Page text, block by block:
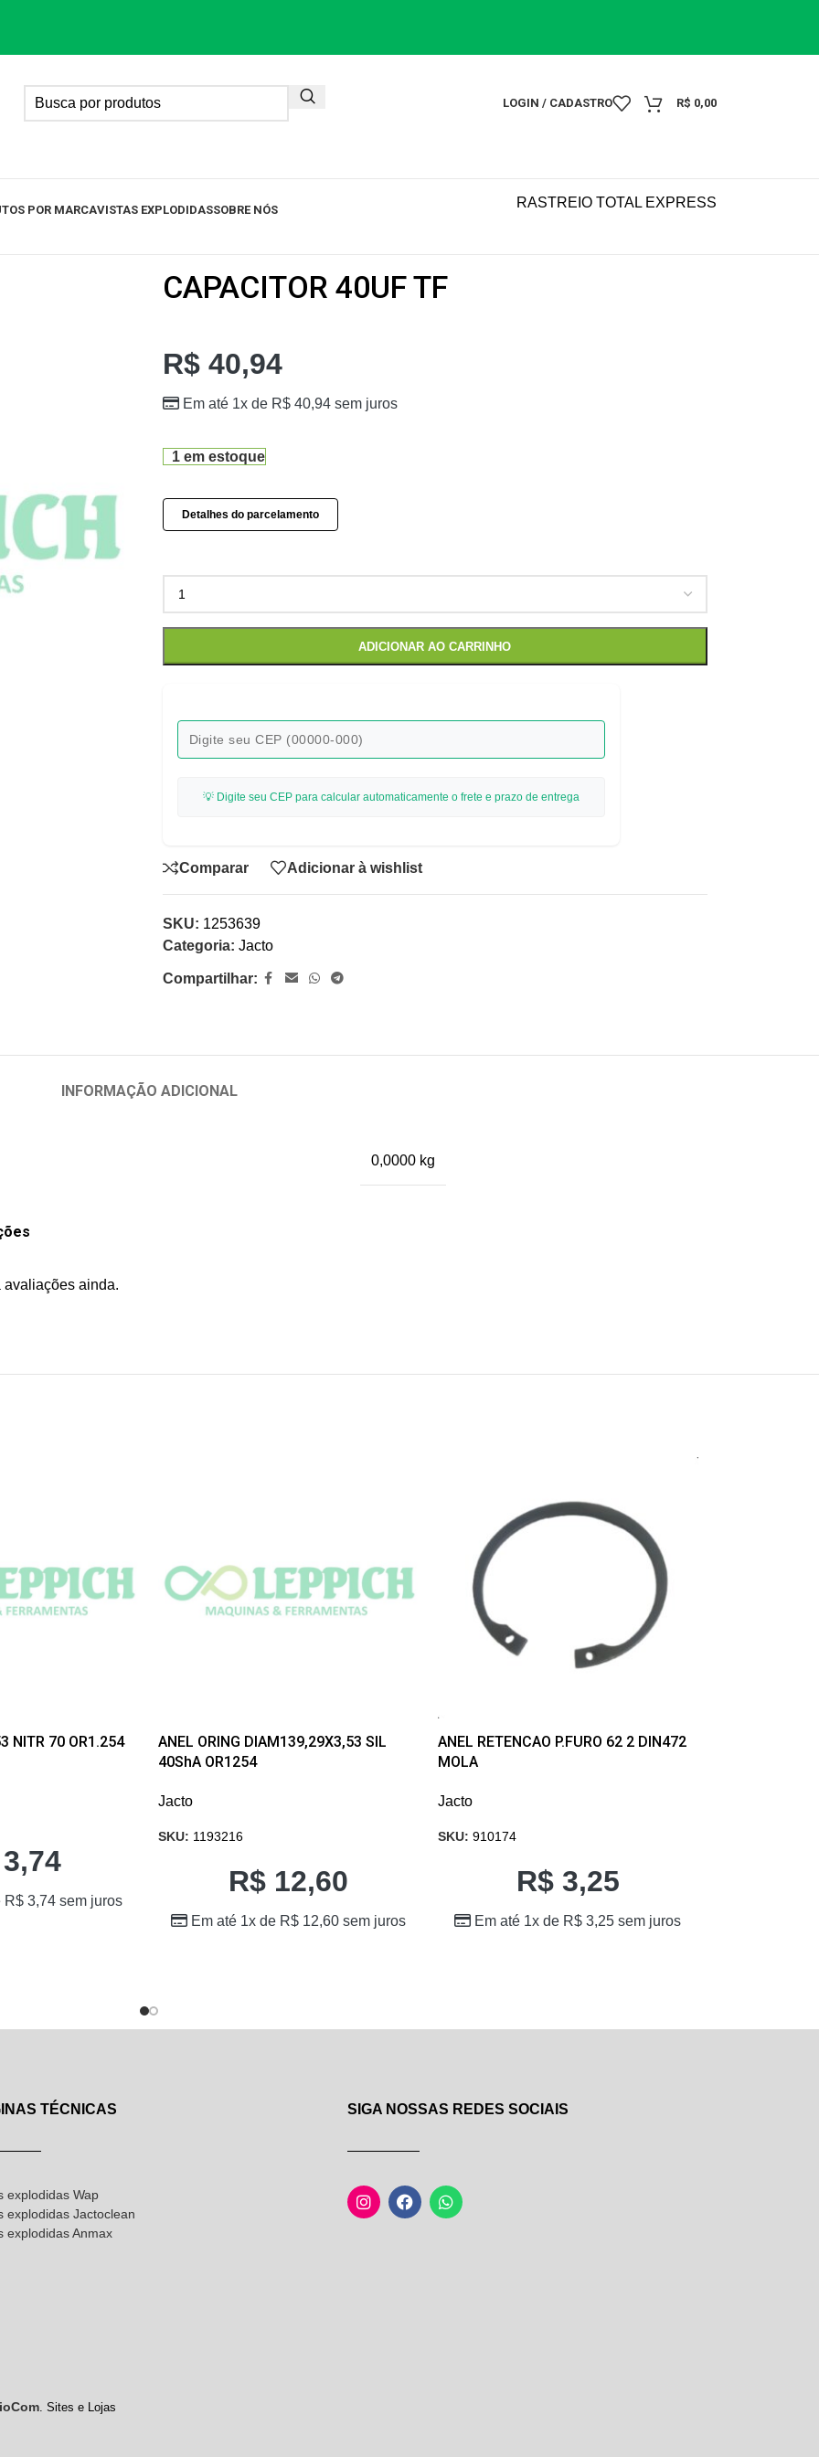
LOGIN / CADASTRO R$ 0,00
POR MARCAVISTAS EXPLODIDASSOBRE NÓS RASTREIO TOTAL EXPRESS
CAPACITOR 40UF TF
R$40,94
Em até 1x de R$40,94sem juros
1 em estoque
Detalhes do parcelamento
ADICIONAR AO CARRINHO
💡 Digite seu CEP para calcular automaticamente o frete e prazo de entrega
Comparar Adicionar à wishlist
SKU: 1253639
Categoria: Jacto
Compartilhar:
INFORMAÇÃO ADICIONAL
0,0000 kg
avaliações ainda.
NITR 70 OR1.254
R$ 3,74 sem juros
ANEL ORING DIAM139,29X3,53 SIL
40ShA OR1254
Jacto
SKU: 1193216
R$ 12,60
Em até 1x de R$ 12,60 sem juros
ANEL RETENCAO P.FURO 62 2 DIN472
MOLA
Jacto
SKU: 910174
R$3,25
Em até 1x de R$ 3,25 sem juros
TÉCNICAS
explodidas Wap
explodidas Jactoclean
explodidas Anmax
SIGA NOSSAS REDES SOCIAIS
. Sites e Lojas